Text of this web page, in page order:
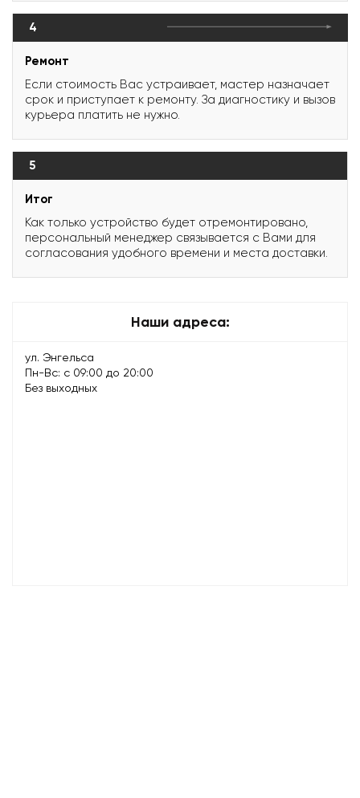
4
Ремонт
Если стоимость Вас устраивает, мастер назначает
срок и приступает к ремонту. За диагностику и вызов
курьера платить не нужно.
5
Итог
Как только устройство будет отремонтировано,
персональный менеджер связывается с Вами для
согласования удобного времени и места доставки.
Наши адреса:
ул. Энгельса
Пн-Вс: с 09:00 до 20:00
Без выходных